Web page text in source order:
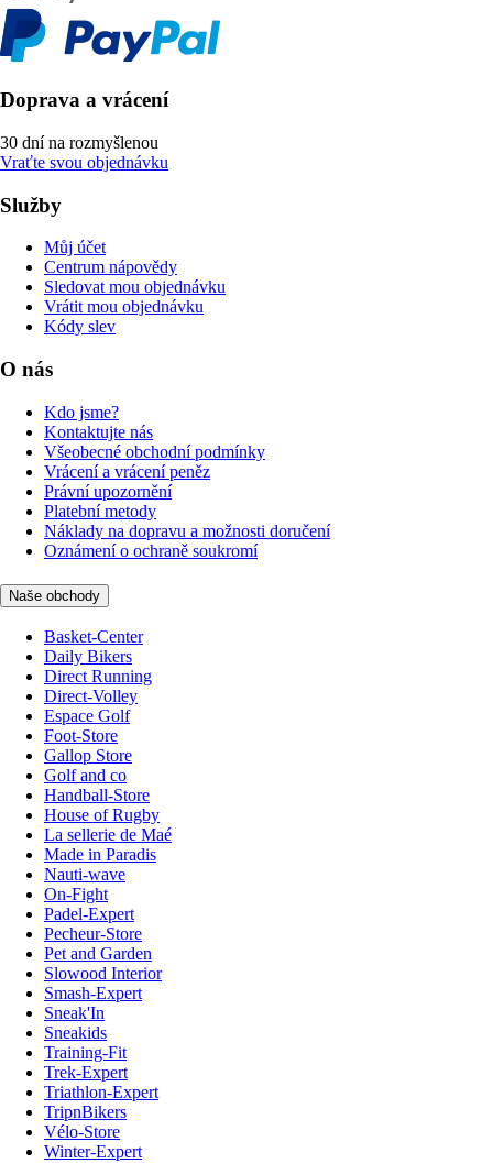
Doprava a vrácení
30 dní na rozmyšlenou
Vraťte svou objednávku
Služby
Můj účet
Centrum nápovědy
Sledovat mou objednávku
Vrátit mou objednávku
Kódy slev
O nás
Kdo jsme?
Kontaktujte nás
Všeobecné obchodní podmínky
Vrácení a vrácení peněz
Právní upozornění
Platební metody
Náklady na dopravu a možnosti doručení
Oznámení o ochraně soukromí
Naše obchody
Basket-Center
Daily Bikers
Direct Running
Direct-Volley
Espace Golf
Foot-Store
Gallop Store
Golf and co
Handball-Store
House of Rugby
La sellerie de Maé
Made in Paradis
Nauti-wave
On-Fight
Padel-Expert
Pecheur-Store
Pet and Garden
Slowood Interior
Smash-Expert
Sneak'In
Sneakids
Training-Fit
Trek-Expert
Triathlon-Expert
TripnBikers
Vélo-Store
Winter-Expert